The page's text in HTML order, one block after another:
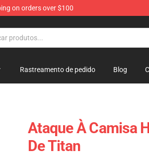
on orders over $100
Rastreamento de pedido Blog
Ataque À Camisa
De Titan